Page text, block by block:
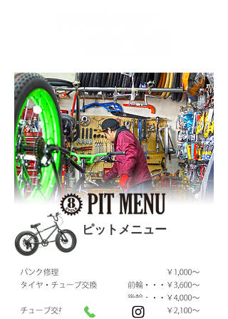
​ピットメニュー